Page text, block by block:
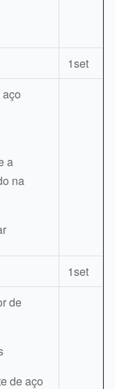
1set
a
na
1set
de
de aço